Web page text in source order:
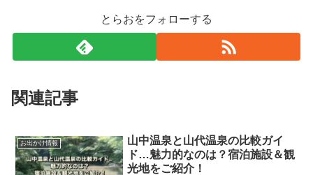
とらおをフォローする
関連記事
お出かけ情報
山中温泉と山代温泉の比較ガイ
ド…魅力的なのは？宿泊施設＆観
光地をご紹介！